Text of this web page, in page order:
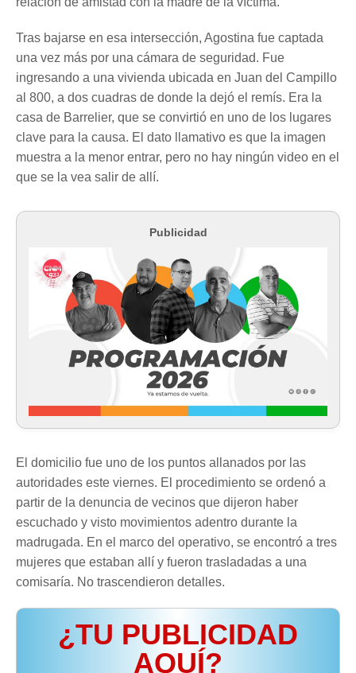
Tras bajarse en esa intersección, Agostina fue captada
una vez más por una cámara de seguridad. Fue
ingresando a una vivienda ubicada en Juan del Campillo
al 800, a dos cuadras de donde la dejó el remís. Era la
casa de Barrelier, que se convirtió en uno de los lugares
clave para la causa. El dato llamativo es que la imagen
muestra a la menor entrar, pero no hay ningún video en el
que se la vea salir de allí.
Publicidad
El domicilio fue uno de los puntos allanados por las
autoridades este viernes. El procedimiento se ordenó a
partir de la denuncia de vecinos que dijeron haber
escuchado y visto movimientos adentro durante la
madrugada. En el marco del operativo, se encontró a tres
mujeres que estaban allí y fueron trasladadas a una
comisaría. No trascendieron detalles.
¿TU PUBLICIDAD
AQUÍ?